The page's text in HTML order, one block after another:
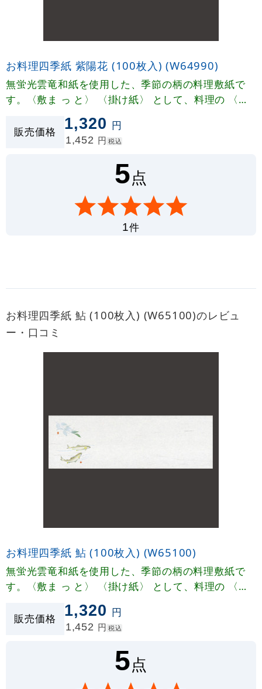
お料理四季紙 紫陽花 (100枚入) (W64990)
無蛍光雲竜和紙を使用した、季節の柄の料理敷紙で
す。〈敷ま っ と〉 〈掛け紙〉 として、料理の 〈お
しながき〉〈献立表〉 として四季折々に幅広くご利
用いただけます。
販売価格 1,320 円
1,452 円 税込
5点
1件
お料理四季紙 鮎 (100枚入) (W65100)のレビュ
ー・口コミ
お料理四季紙 鮎 (100枚入) (W65100)
無蛍光雲竜和紙を使用した、季節の柄の料理敷紙で
す。〈敷ま っ と〉 〈掛け紙〉 として、料理の 〈お
しながき〉〈献立表〉 として四季折々に幅広くご利
用いただけます。
販売価格 1,320 円
1,452 円 税込
5点